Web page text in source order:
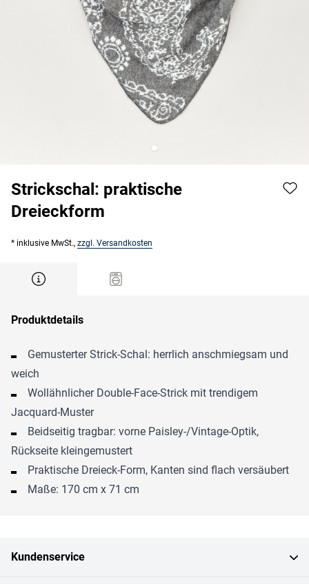
Strickschal: praktische
Dreieckform
* inklusive MwSt., zzgl. Versandkosten
Produktdetails
Gemusterter Strick-Schal: herrlich anschmiegsam und
weich
Wollähnlicher Double-Face-Strick mit trendigem
Jacquard-Muster
Beidseitig tragbar: vorne Paisley-/Vintage-Optik,
Rückseite kleingemustert
Praktische Dreieck-Form, Kanten sind flach versäubert
Maße: 170 cm x 71 cm
Kundenservice